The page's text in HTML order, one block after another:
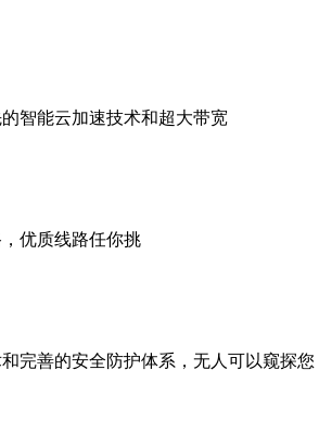
智能云加速技术和超大带宽
优质线路任你挑
完善的安全防护体系，无人可以窥探您